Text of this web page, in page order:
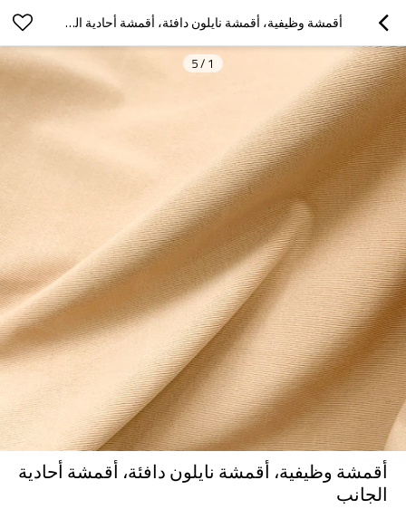
أقمشة وظيفية، أقمشة نايلون دافئة، أقمشة أحادية الجانب
1
/
5
أقمشة وظيفية، أقمشة نايلون دافئة، أقمشة أحادية
الجانب